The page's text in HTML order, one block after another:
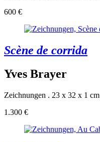
600 €
Scène de corrida
Yves Brayer
Zeichnungen . 23 x 32 x 1 cm
1.300 €